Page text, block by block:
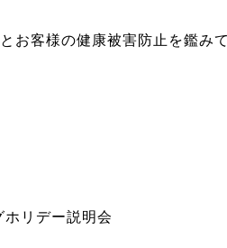
お客様の健康被害防止を鑑み
リデー説明会